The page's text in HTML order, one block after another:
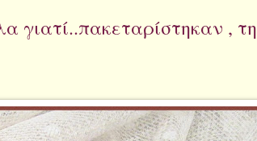
γιατί..πακεταρίστηκαν , τη